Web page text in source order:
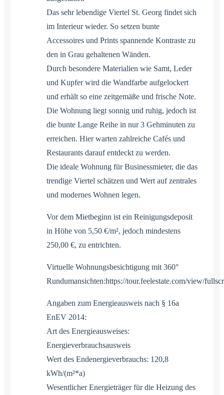
Das sehr lebendige Viertel St. Georg findet sich
im Interieur wieder. So setzen bunte
Accessoires und Prints spannende Kontraste zu
den in Grau gehaltenen Wänden.
Durch besondere Materialien wie Samt, Leder
und Kupfer wird die Wandfarbe aufgelockert
und erhält so eine zeitgemäße und frische Note.
Die Wohnung liegt sonnig und ruhig, jedoch ist
die bunte Lange Reihe in nur 3 Gehminuten zu
erreichen. Hier warten zahlreiche Cafés und
Restaurants darauf entdeckt zu werden.
Die ideale Wohnung für Businessmieter, die das
trendige Viertel schätzen und Wert auf zentrales
und modernes Wohnen legen.
Vor dem Mietbeginn ist ein Reinigungsdeposit
in Höhe von 5,50 €/m², jedoch mindestens
250,00 €, zu entrichten.
Virtuelle Wohnungsbesichtigung mit 360°
Rundumansichten:https://tour.feelestate.com/view/
Angaben zum Energieausweis nach § 16a
EnEV 2014:
Art des Energieausweises:
Energieverbrauchsausweis
Wert des Endenergieverbrauchs: 120,8
kWh/(m²*a)
Wesentlicher Energieträger für die Heizung des